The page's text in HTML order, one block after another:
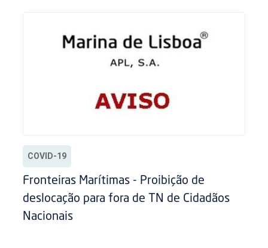
COVID-19
Fronteiras Marítimas - Proibição de
deslocação para fora de TN de Cidadãos
Nacionais